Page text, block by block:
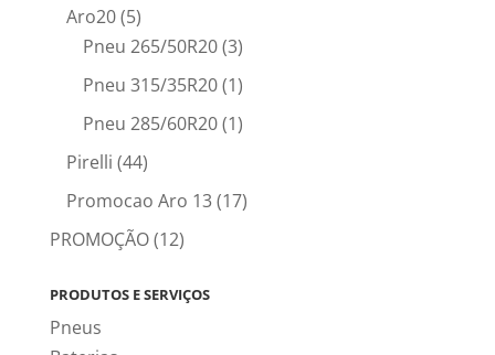
Aro20(5)
Pneu 265/50R20(3)
Pneu 315/35R20(1)
Pneu 285/60R20(1)
Pirelli (44)
Promocao Aro 13(17)
PROMOÇÃO(12)
PRODUTOS E SERVIÇOS
Pneus